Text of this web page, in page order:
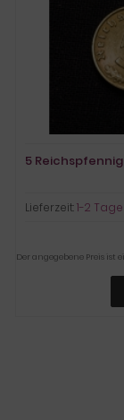
5 Reichspfennig
Lieferzeit:1-2 Tage
Der angegebene Preis ist